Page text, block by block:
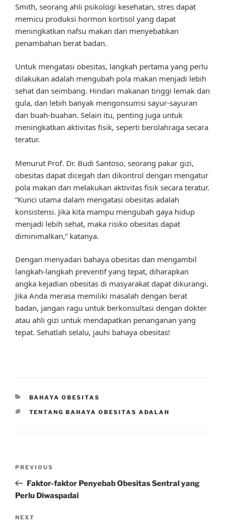
Smith, seorang ahli psikologi kesehatan, stres dapat
memicu produksi hormon kortisol yang dapat
meningkatkan nafsu makan dan menyebabkan
penambahan berat badan.
Untuk mengatasi obesitas, langkah pertama yang perlu
dilakukan adalah mengubah pola makan menjadi lebih
sehat dan seimbang. Hindari makanan tinggi lemak dan
gula, dan lebih banyak mengonsumsi sayur-sayuran
dan buah-buahan. Selain itu, penting juga untuk
meningkatkan aktivitas fisik, seperti berolahraga secara
teratur.
Menurut Prof. Dr. Budi Santoso, seorang pakar gizi,
obesitas dapat dicegah dan dikontrol dengan mengatur
pola makan dan melakukan aktivitas fisik secara teratur.
“Kunci utama dalam mengatasi obesitas adalah
konsistensi. Jika kita mampu mengubah gaya hidup
menjadi lebih sehat, maka risiko obesitas dapat
diminimalkan,” katanya.
Dengan menyadari bahaya obesitas dan mengambil
langkah-langkah preventif yang tepat, diharapkan
angka kejadian obesitas di masyarakat dapat dikurangi.
Jika Anda merasa memiliki masalah dengan berat
badan, jangan ragu untuk berkonsultasi dengan dokter
atau ahli gizi untuk mendapatkan penanganan yang
tepat. Sehatlah selalu, jauhi bahaya obesitas!
CATEGORIES
BAHAYA OBESITAS
TAGS
TENTANG BAHAYA OBESITAS ADALAH
Previous
Post
PREVIOUS
Faktor-faktor Penyebab Obesitas Sentral yang
Perlu Diwaspadai
Next
NEXT